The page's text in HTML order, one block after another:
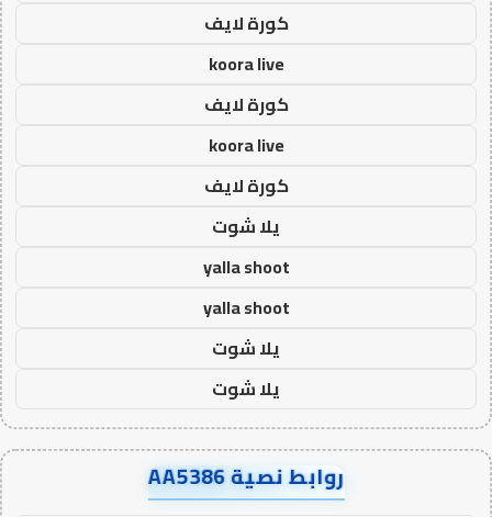
كورة لايف
koora live
كورة لايف
koora live
كورة لايف
يلا شوت
yalla shoot
yalla shoot
يلا شوت
يلا شوت
روابط نصية AA5386